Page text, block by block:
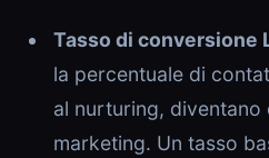
Tasso di conversione
la percentuale di
al nurturing, diventano
marketing. Un tasso